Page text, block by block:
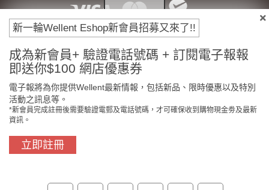
門市免費自取 原裝行貨保證
買滿$800免費送貨
新一輪Wellent Eshop新會員招募又來了!!
成為新會員+ 驗證電話號碼 + 訂閱電子報報
即送你$100 網店優惠券
電子報將為你提供Wellent最新情報，包括新品、限時優惠以及特別
活動之訊息等。
*新會員完成註冊後需要驗證電郵及電話號碼，才可確保收到購物現金劵及最新
資訊。
立即註冊